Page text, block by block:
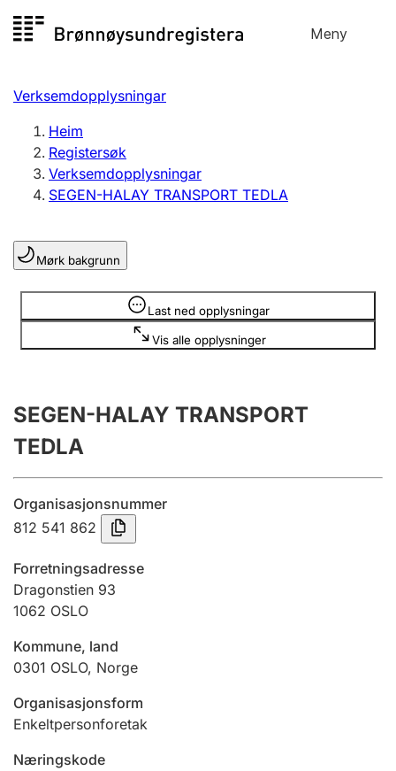
til
Meny
Registersøk
Aksjeselskap
Enkeltpersonføretak
Registrere, endre, slette
Lag og foreining
Registrere, endre, slette
Årsrekneskap
Innsending og forseinkingsgebyr
Tinglysing
Jeger
Betaling og jegeravgiftskort
Ektepaktrettleiaren
Andre tema
Verksemdopplysningar
Heim
Registersøk
Verksemdopplysningar
SEGEN-HALAY TRANSPORT TEDLA
Mørk bakgrunn
Last ned opplysningar
Vis alle opplysninger
Opplysninger er skjult
SEGEN-HALAY TRANSPORT
TEDLA
Organisasjonsnummer
812 541 862
Forretningsadresse
Dragonstien 93
1062 OSLO
Kommune, land
0301 OSLO, Norge
Organisasjonsform
Enkeltpersonforetak
Næringskode